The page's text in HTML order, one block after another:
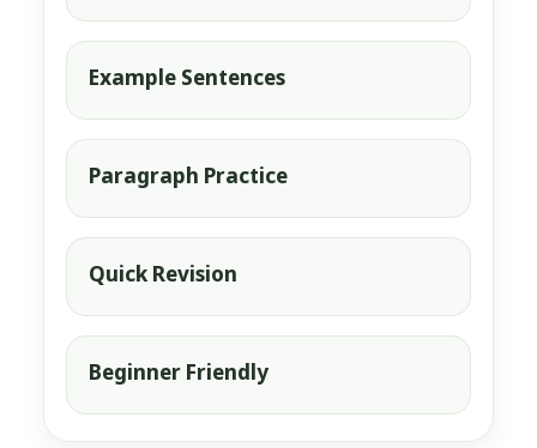
Example Sentences
Paragraph Practice
Quick Revision
Beginner Friendly